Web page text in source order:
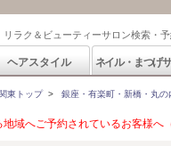
ラク＆ビューティーサロン検索・予
ヘアスタイル ネイル・まつげ
関東トップ> 銀座・有楽町・新橋・丸
域へご予約されているお客様へ